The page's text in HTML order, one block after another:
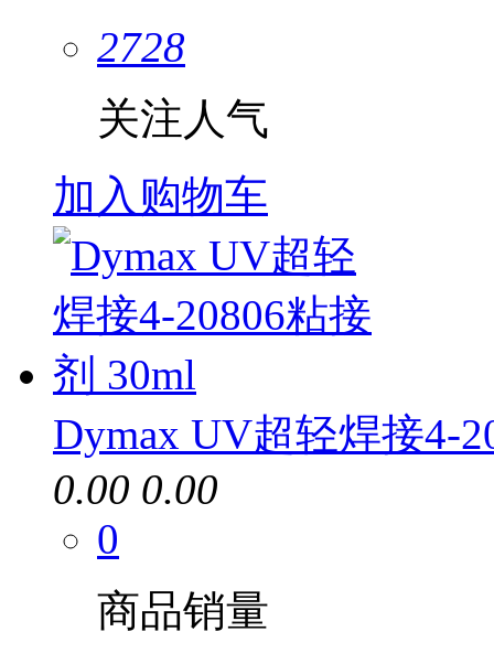
2728
关注人气
加入购物车
Dymax UV超轻焊接4-
0.00 0.00
0
商品销量